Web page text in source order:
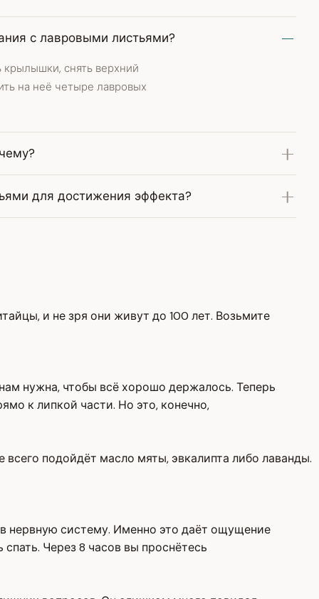
с лавровыми листьями?
снять верхний
на неё четыре лавровых
для достижения эффекта?
и не зря они живут до 100 лет. Возьмите
нужна, чтобы всё хорошо держалось. Теперь
к липкой части. Но это, конечно,
подойдёт масло мяты, эвкалипта либо лаванды.
нервную систему. Именно это даёт ощущение
Через 8 часов вы проснётесь